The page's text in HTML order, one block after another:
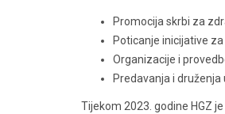
Promocija skrbi za
Poticanje inicijative
Organizacije i
Predavanja i druženja
Tijekom 2023. godine HGZ